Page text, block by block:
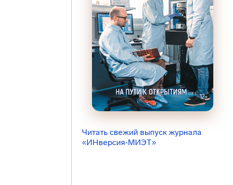
Читать свежий выпуск журнала
«ИНверсия-МИЭТ»